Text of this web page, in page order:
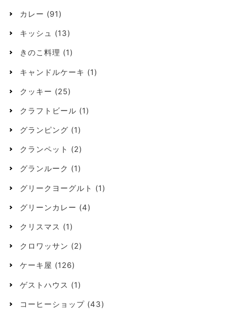
カレー (91)
キッシュ (13)
きのこ料理 (1)
キャンドルケーキ (1)
クッキー (25)
クラフトビール (1)
グランピング (1)
クランペット (2)
グランルーク (1)
グリークヨーグルト (1)
グリーンカレー (4)
クリスマス (1)
クロワッサン (2)
ケーキ屋 (126)
ゲストハウス (1)
コーヒーショップ (43)